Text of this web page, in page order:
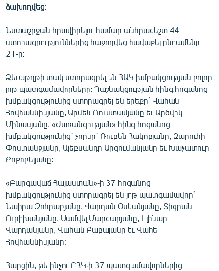
ԲԱՆԱՎԵՃ
ՁԳՏԵԼՈՎ ԼԱՎԱԳՈՒՅՆԻՆ
ՓՈԴՔԱՍԹ
English
Русский
ՀԵՏԵՎԵՔ ՄԵԶ
«Ազատության» բոլոր կայքերը
ձախողվեց:
Նստաշրջան հրավիրելու համար անհրաժեշտ 44
ստորագրություններից հաջողվեց հավաքել ընդամենը
21-ը:
Ձեւաթղթի տակ ստորագրել են ՀԱԿ խմբակցության բոլոր
յոթ պատգամավորները: Դաշնակցության հինգ հոգանոց
խմբակցությունից ստորագրել են երեքը` Վահան
Հովհաննիսյանը, Արմեն Ռուստամյանը եւ Արծվիկ
Մինասյանը, «Ժառանգության» հինգ հոգանոց
խմբակցությունից` չորսը` Ռուբեն Հակոբյանը, Զարուհի
Փոստանջյանը, Ալեքսանդր Արզումանյանը եւ Խաչատուր
Քոքոբելյանը:
«Բարգավաճ Հայաստան»-ի 37 հոգանոց
խմբակցությունից ստորագրել են յոթ պատգամավոր`
Նաիրա Զոհրաբյանը, Վարդան Օսկանյանը, Տիգրան
Ուրիխանյանը, Սամվել Մարգարյանը, Էլինար
Վարդանյանը, Վահան Բաբայանը եւ Վահե
Հովհաննիսյանը։
Հարցին, թե ինչու ԲՀԿ-ի 37 պատգամավորներից